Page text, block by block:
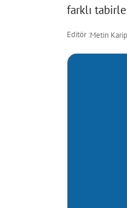
farklı
Editör :Metin Karip